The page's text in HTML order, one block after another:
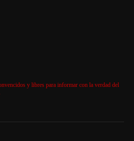
y libres para informar con la verdad del